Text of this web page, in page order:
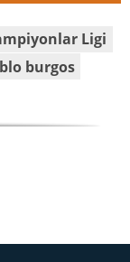
Ligi
burgos